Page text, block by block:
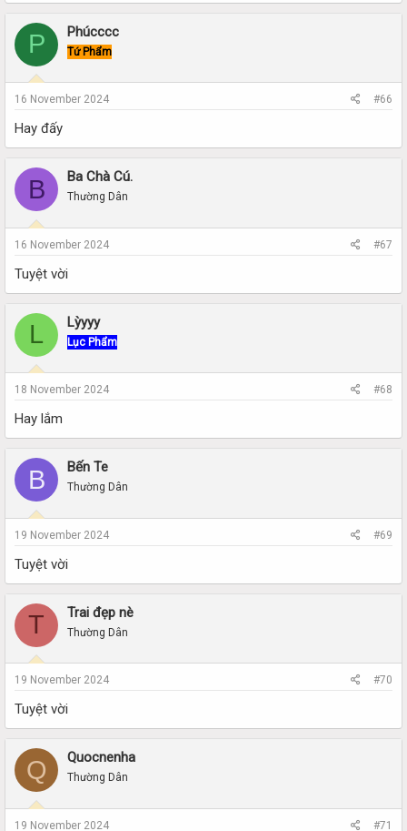
P Phúcccc
Tứ Phẩm
16 November 2024 #66
Hay đấy
B Ba Chà Cú.
Thường Dân
16 November 2024 #67
Tuyệt vời
L Lỳyyy
Lục Phẩm
18 November 2024 #68
Hay lắm
B Bến Te
Thường Dân
19 November 2024 #69
Tuyệt vời
T Trai đẹp nè
Thường Dân
19 November 2024 #70
Tuyệt vời
Q Quocnenha
Thường Dân
19 November 2024 #71